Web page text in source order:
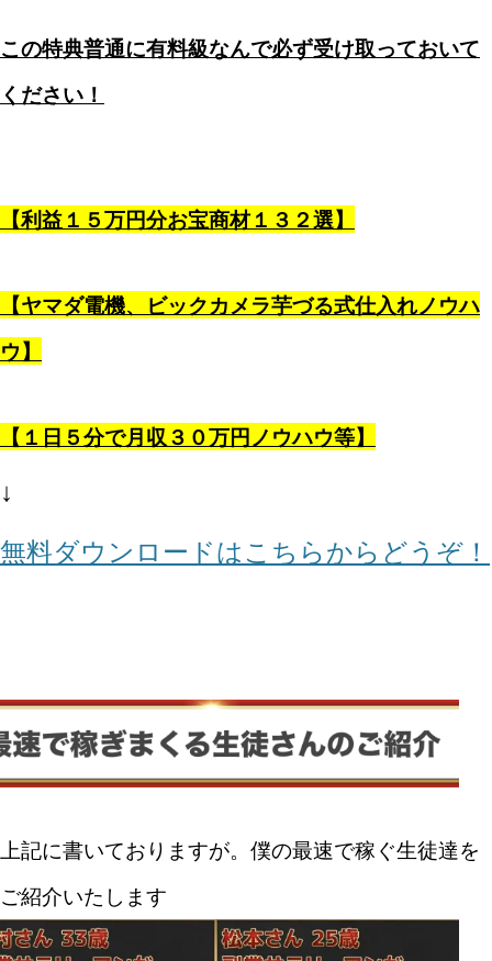
この特典普通に有料級なんで必ず受け取っておいて
ください！
【利益１５万円分お宝商材１３２選】
【ヤマダ電機、ビックカメラ芋づる式仕入れノウハ
ウ】
【１日５分で月収３０万円ノウハウ等】
↓
無料ダウンロードはこちらからどうぞ！
上記に書いておりますが。僕の最速で稼ぐ生徒達を
ご紹介いたします